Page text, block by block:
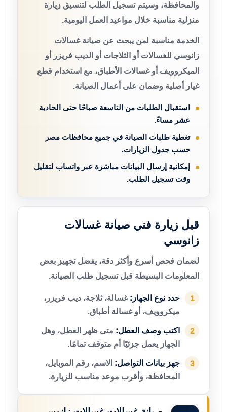
والمحافظة، وسيتم تسجيل الطلب لتنسيق زيارة
منزلية مناسبة خلال مواعيد العمل اليومية.
الخدمة مناسبة لمن يبحث عن صيانة غسالات
زانوسي للغسالات أو الثلاجات أو الديب فريزر أو
الميكروويف أو غسالات الأطباق، مع استخدام قطع
غيار أصلية وضمان على أعمال الصيانة.
استقبال الطلبات من التاسعة صباحًا حتى الحادية
عشر مساءً.
تغطية طلبات الصيانة في جميع محافظات مصر
حسب جدول الزيارات.
إمكانية إرسال البيانات مباشرة عبر واتساب لتقليل
وقت تسجيل الطلب.
قبل زيارة فني صيانة غسالات
زانوسي
لضمان فحص أسرع وأكثر دقة، يفضل تجهيز بعض
المعلومات البسيطة قبل تسجيل طلب الصيانة.
1 حدد نوع الجهاز: غسالة، ثلاجة، ديب فريزر،
ميكروويف، أو غسالة أطباق.
2 اكتب وصف العطل: متى ظهر العطل، وهل
الجهاز يعمل جزئيًا أم متوقف تمامًا.
3 جهز بيانات التواصل: الاسم، رقم الموبايل،
المحافظة، وأقرب موعد مناسب للزيارة.